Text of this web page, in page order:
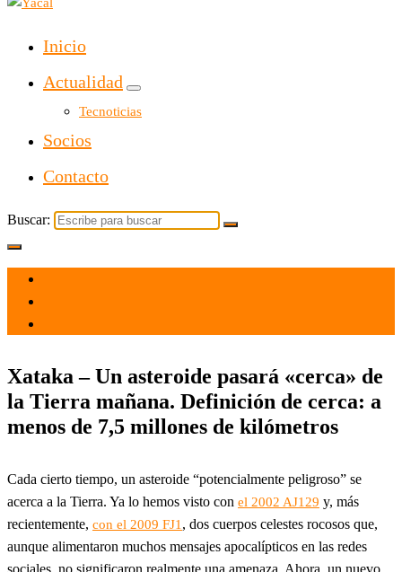
Yacal micro hosting
Inicio
Actualidad
Tecnoticias
Socios
Contacto
Buscar:
Xataka – Un asteroide pasará «cerca» de
la Tierra mañana. Definición de cerca: a
menos de 7,5 millones de kilómetros
Cada cierto tiempo, un asteroide “potencialmente peligroso” se
acerca a la Tierra. Ya lo hemos visto con el 2002 AJ129 y, más
recientemente, con el 2009 FJ1 , dos cuerpos celestes rocosos que,
aunque alimentaron muchos mensajes apocalípticos en las redes
sociales, no significaron realmente una amenaza. Ahora, un nuevo